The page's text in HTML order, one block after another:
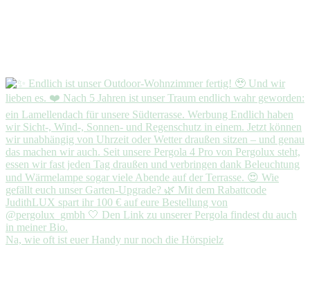
Na, wie oft ist euer Handy nur noch die Hörspielz